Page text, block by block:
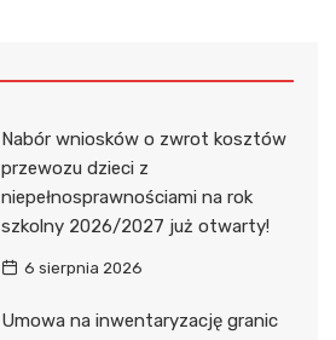
Nabór wniosków o zwrot kosztów
przewozu dzieci z
niepełnosprawnościami na rok
szkolny 2026/2027 już otwarty!
6 sierpnia 2026
Umowa na inwentaryzację granic